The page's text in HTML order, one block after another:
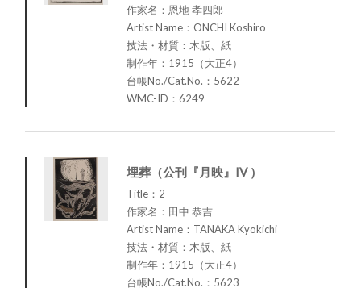
作家名：恩地 孝四郎
Artist Name：ONCHI Koshiro
技法・材質：木版、紙
制作年：1915（大正4）
台帳No./Cat.No.：5622
WMC-ID：6249
埋葬（公刊『月映』IV ）
Title：2
作家名：田中 恭吉
Artist Name：TANAKA Kyokichi
技法・材質：木版、紙
制作年：1915（大正4）
台帳No./Cat.No.：5623